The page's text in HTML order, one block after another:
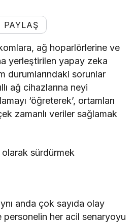
PAYLAŞ
ağ hoparlörlerine ve
yerleştirilen yapay zeka
durumlarındaki sorunlar
ağ cihazlarına neyi
‘öğreterek’, ortamları
zamanlı veriler sağlamak
sürdürmek
anda çok sayıda olay
personelin her acil senaryoyu